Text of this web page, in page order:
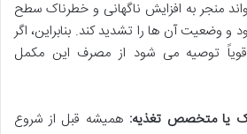
منجر به افزایش ناگهانی و خطرناک سطح
و وضعیت آن ها را تشدید کند. بنابراین، اگر
قویاً توصیه می شود از مصرف این مکمل
یا متخصص تغذیه: همیشه قبل از شروع